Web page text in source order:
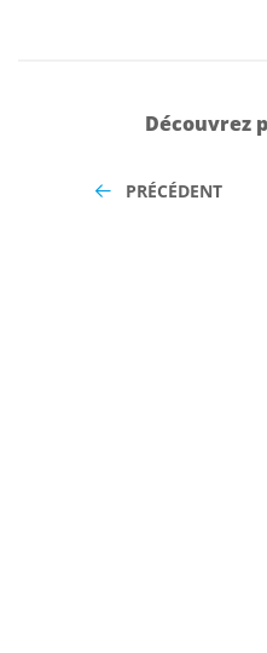
Découvrez
PRÉCÉDENT